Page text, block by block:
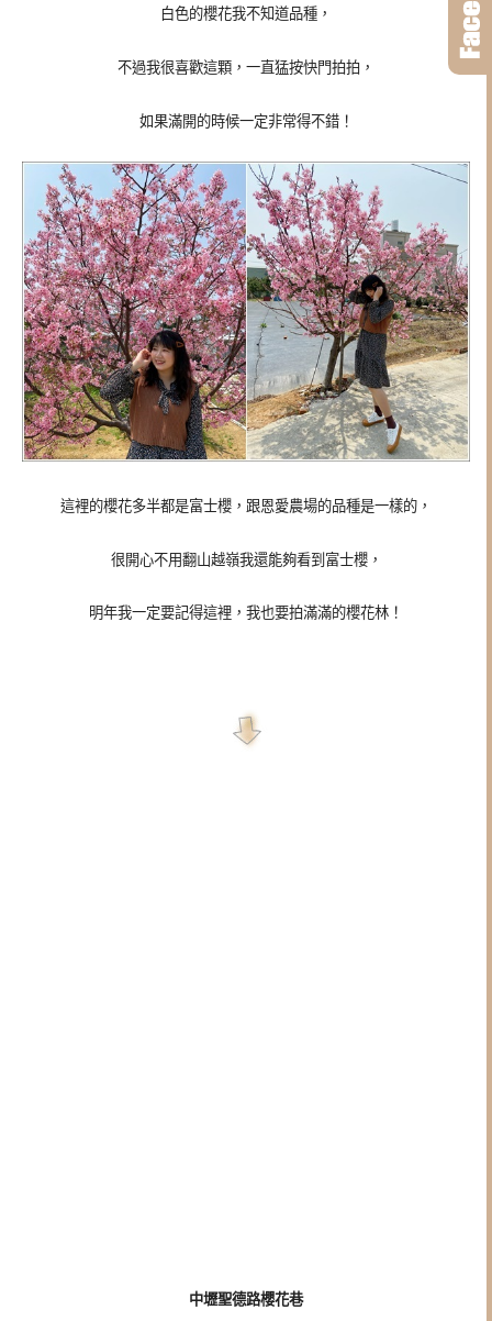
白色的櫻花我不知道品種，
不過我很喜歡這顆，一直猛按快門拍拍，
如果滿開的時候一定非常得不錯！
這裡的櫻花多半都是富士櫻，跟恩愛農場的品種是一樣的，
很開心不用翻山越嶺我還能夠看到富士櫻，
明年我一定要記得這裡，我也要拍滿滿的櫻花林！
中壢聖德路櫻花巷